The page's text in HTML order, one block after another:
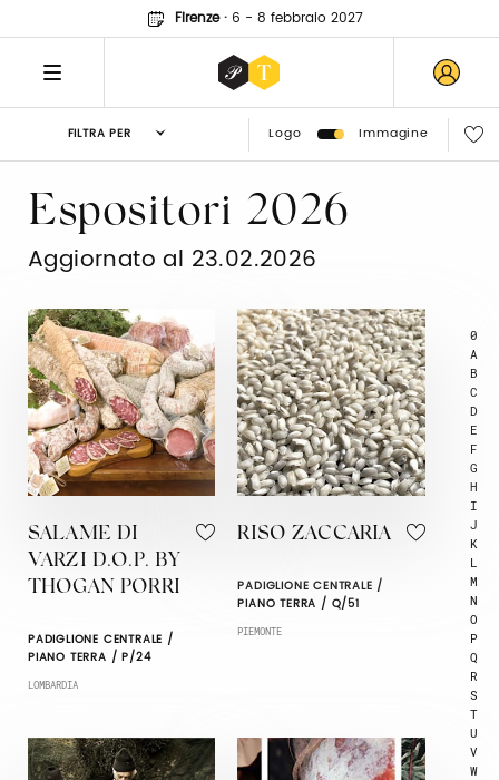
Firenze· 6 - 8 febbraio 2027
FILTRA PER Logo Immagine
0
A
B
C
D
E
F
G
H
I
J
K
L
M
N
O
P
Q
R
S
T
U
V
W
Espositori 2026
Aggiornato al 23.02.2026
SALAME DI
VARZI D.O.P. BY
THOGAN PORRI
PADIGLIONE CENTRALE /
PIANO TERRA / P/24
LOMBARDIA
RISO ZACCARIA
PADIGLIONE CENTRALE /
PIANO TERRA / Q/51
PIEMONTE